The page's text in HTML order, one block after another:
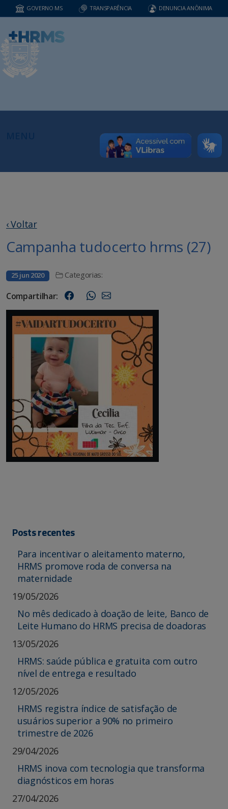
GOVERNO MS TRANSPARÊNCIA DENUNCIA ANÔNIMA
‹ Voltar
Campanha tudocerto hrms (27)
25 jun 2020 Categorias:
Compartilhar:
Posts recentes
Para incentivar o aleitamento materno,
HRMS promove roda de conversa na
maternidade
19/05/2026
No mês dedicado à doação de leite, Banco de
Leite Humano do HRMS precisa de doadoras
13/05/2026
HRMS: saúde pública e gratuita com outro
nível de entrega e resultado
12/05/2026
HRMS registra índice de satisfação de
usuários superior a 90% no primeiro
trimestre de 2026
29/04/2026
HRMS inova com tecnologia que transforma
diagnósticos em horas
27/04/2026